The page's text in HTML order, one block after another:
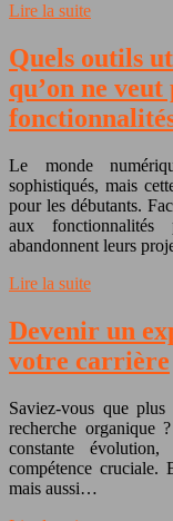
Lire la suite
Quels outils
qu’on ne veut
Le monde
sophistiqués, mais
pour les débutants.
aux fonctionnalités
abandonnent leurs
Lire la suite
Devenir un
votre carrière
Saviez-vous que
recherche organique
constante
compétence cruciale.
mais aussi…